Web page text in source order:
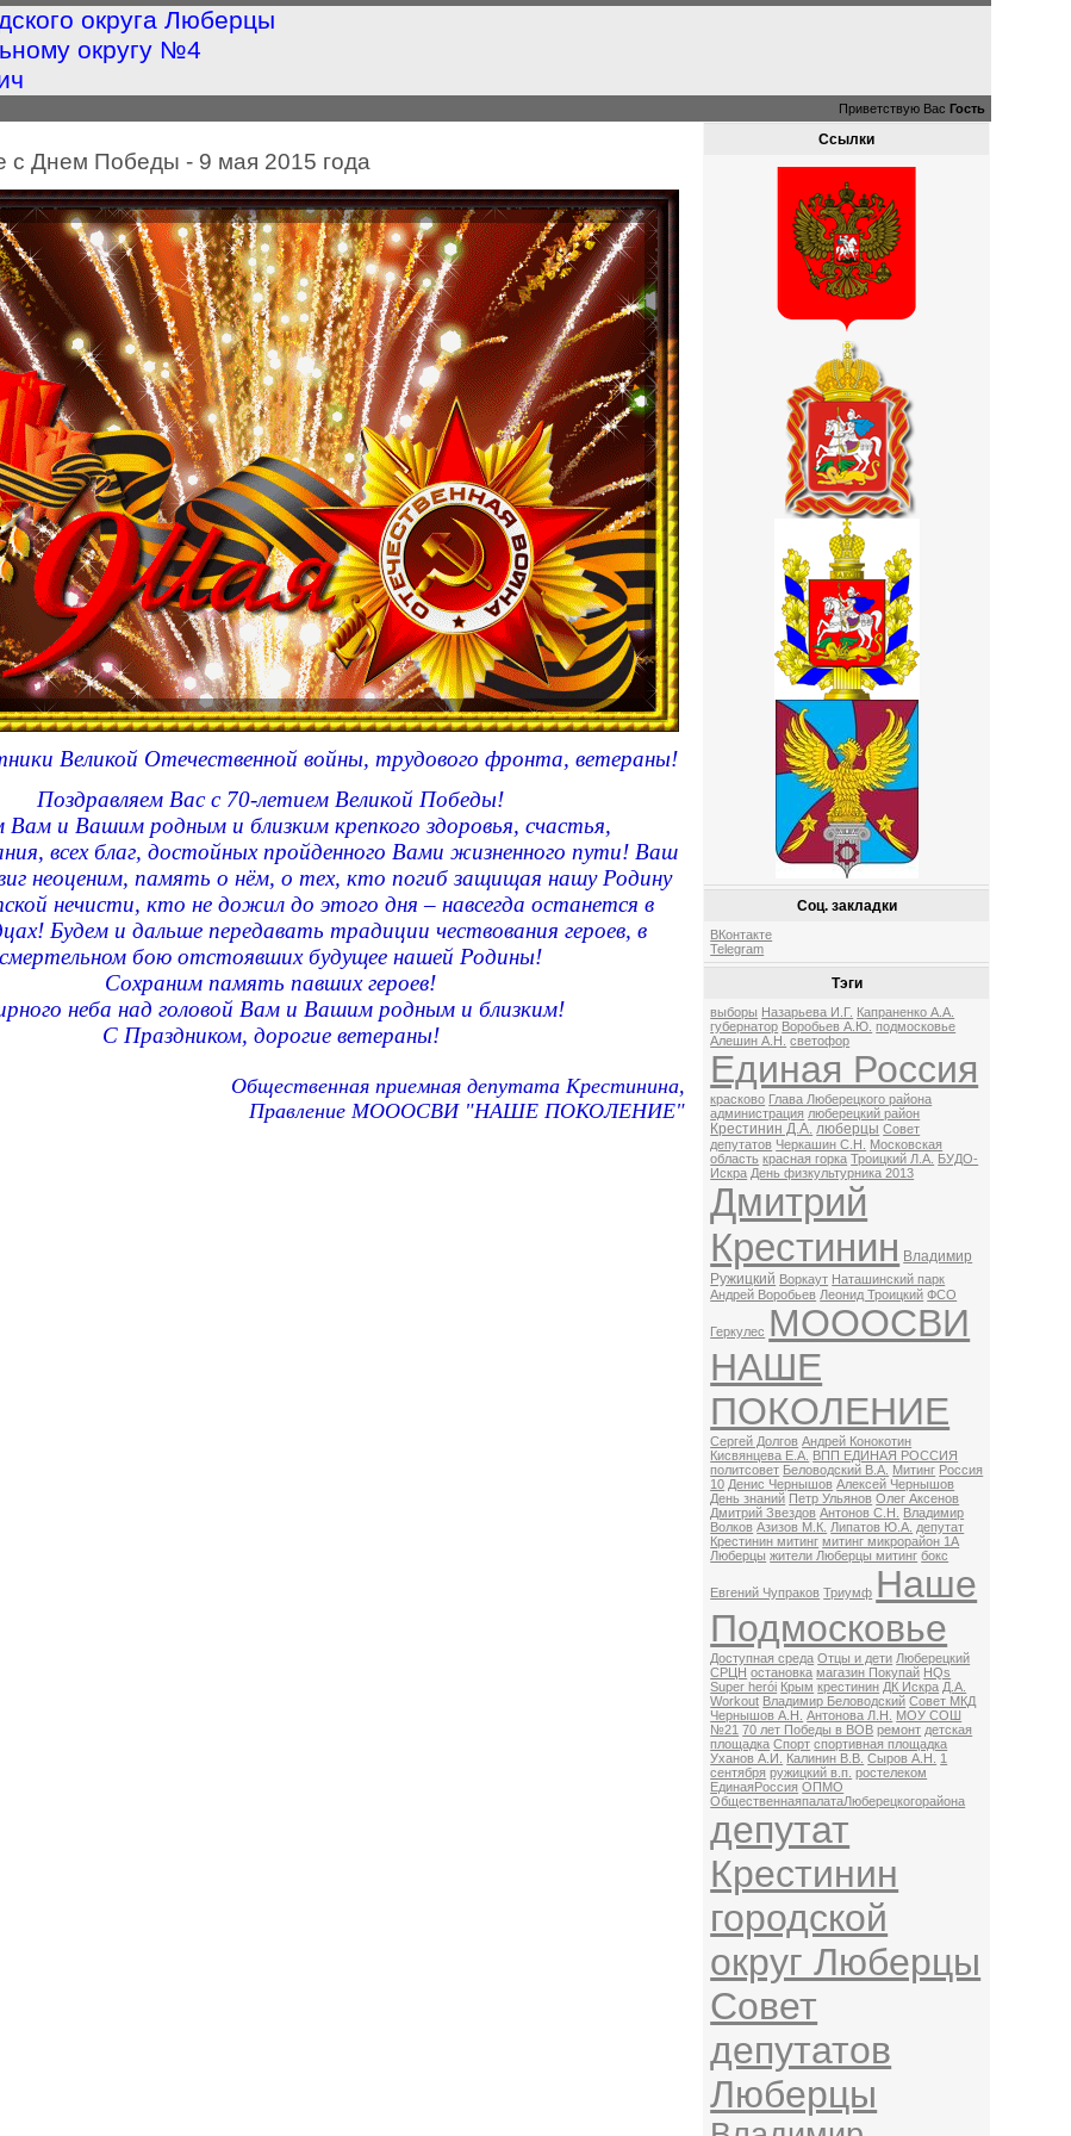
округа Люберцы
округу №4
Приветствую Вас Гость
с Днем Победы - 9 мая 2015 года
Великой Отечественной войны, трудового фронта, ветераны!
Поздравляем Вас с 70-летием Великой Победы!
Вам и Вашим родным и близким крепкого здоровья, счастья,
всех благ, достойных пройденного Вами жизненного пути! Ваш
неоценим, память о нём, о тех, кто погиб защищая нашу Родину
нечисти, кто не дожил до этого дня – навсегда останется в
Будем и дальше передавать традиции чествования героев, в
смертельном бою отстоявших будущее нашей Родины!
Сохраним память павших героев!
неба над головой Вам и Вашим родным и близким!
С Праздником, дорогие ветераны!
Общественная приемная депутата Крестинина,
Правление МОООСВИ "НАШЕ ПОКОЛЕНИЕ"
Ссылки
Соц. закладки
ВКонтакте
Telegram
Тэги
выборы Назарьева И.Г. Капраненко А.А.
губернатор Воробьев А.Ю. подмосковье
Алешин А.Н.
светофор
Единая Россия
красково Глава Люберецкого района
администрация люберецкий район
Крестинин Д.А. люберцы Совет
депутатов Черкашин С.Н.
Московская
область красная горка Троицкий Л.А. БУДО-
Искра День физкультурника 2013
Дмитрий
Крестинин Владимир
Ружицкий Воркаут Наташинский парк
Андрей Воробьев Леонид Троицкий ФСО
Геркулес МОООСВИ
НАШЕ
ПОКОЛЕНИЕ
Сергей Долгов Андрей Конокотин
Кисвянцева Е.А. ВПП ЕДИНАЯ РОССИЯ
политсовет Беловодский В.А. Митинг Россия
10 Денис Чернышов Алексей Чернышов
День знаний Петр Ульянов Олег Аксенов
Дмитрий Звездов Антонов С.Н.
Владимир
Волков Азизов М.К. Липатов Ю.А. депутат
Крестинин митинг митинг микрорайон 1А
Люберцы жители Люберцы митинг бокс
Евгений Чупраков Триумф Наше
Подмосковье
Доступная среда Отцы и дети Люберецкий
СРЦН остановка магазин Покупай HQs
Super herói Крым крестинин ДК Искра Д.А.
Workout Владимир Беловодский Совет МКД
Чернышов А.Н.
Антонова Л.Н.
МОУ СОШ
№21 70 лет Победы в ВОВ ремонт детская
площадка Спорт спортивная площадка
Уханов А.И.
Калинин В.В. Сыров А.Н.
1
сентября ружицкий в.п.
ростелеком
ЕдинаяРоссия ОПМО
ОбщественнаяпалатаЛюберецкогорайона
депутат
Крестинин
городской
округ Люберцы
Совет
депутатов
Люберцы